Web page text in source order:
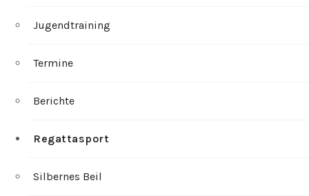
Jugendtraining
Termine
Berichte
Regattasport
Silbernes Beil